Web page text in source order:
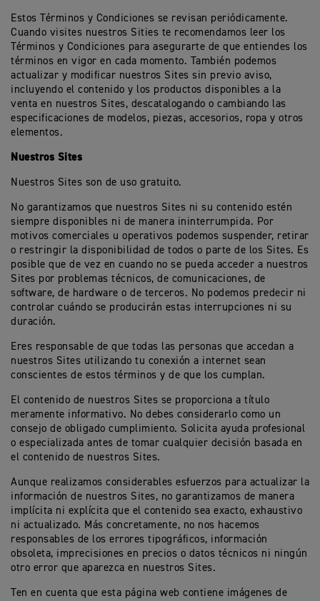
Estos Términos y Condiciones se revisan periódicamente.
Cuando visites nuestros Sities te recomendamos leer los
Términos y Condiciones para asegurarte de que entiendes los
términos en vigor en cada momento. También podemos
actualizar y modificar nuestros Sites sin previo aviso,
incluyendo el contenido y los productos disponibles a la
venta en nuestros Sites, descatalogando o cambiando las
especificaciones de modelos, piezas, accesorios, ropa y otros
elementos.
Nuestros Sites
Nuestros Sites son de uso gratuito.
No garantizamos que nuestros Sites ni su contenido estén
siempre disponibles ni de manera ininterrumpida. Por
motivos comerciales u operativos podemos suspender, retirar
o restringir la disponibilidad de todos o parte de los Sites. Es
posible que de vez en cuando no se pueda acceder a nuestros
Sites por problemas técnicos, de comunicaciones, de
software, de hardware o de terceros. No podemos predecir ni
controlar cuándo se producirán estas interrupciones ni su
duración.
Eres responsable de que todas las personas que accedan a
nuestros Sites utilizando tu conexión a internet sean
conscientes de estos términos y de que los cumplan.
El contenido de nuestros Sites se proporciona a título
meramente informativo. No debes considerarlo como un
consejo de obligado cumplimiento. Solicita ayuda profesional
o especializada antes de tomar cualquier decisión basada en
el contenido de nuestros Sites.
Aunque realizamos considerables esfuerzos para actualizar la
información de nuestros Sites, no garantizamos de manera
implícita ni explícita que el contenido sea exacto, exhaustivo
ni actualizado. Más concretamente, no nos hacemos
responsables de los errores tipográficos, información
obsoleta, imprecisiones en precios o datos técnicos ni ningún
otro error que aparezca en nuestros Sites.
Ten en cuenta que esta página web contiene imágenes de